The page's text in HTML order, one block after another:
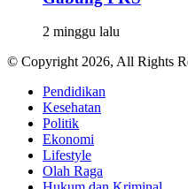
2 minggu lalu
© Copyright 2026, All Rights
Pendidikan
Kesehatan
Politik
Ekonomi
Lifestyle
Olah Raga